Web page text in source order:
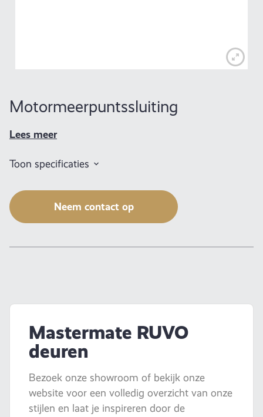
Motormeerpuntssluiting
Lees meer
Toon specificaties
Neem contact op
Mastermate RUVO
deuren
Bezoek onze showroom of bekijk onze
website voor een volledig overzicht van onze
stijlen en laat je inspireren door de